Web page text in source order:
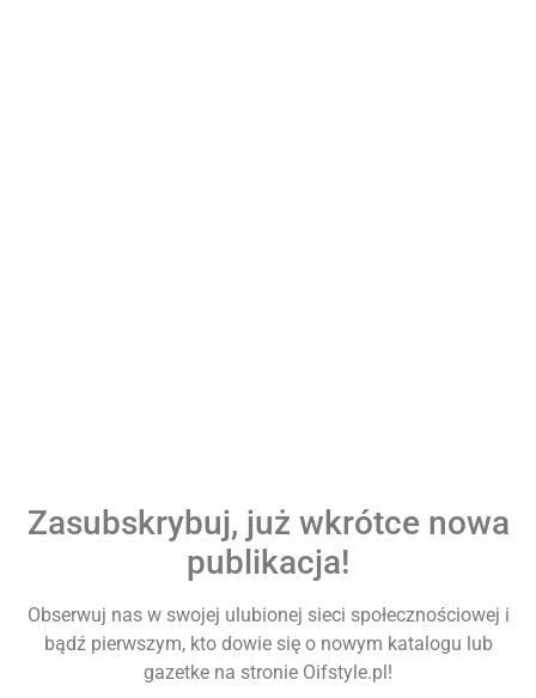
Zasubskrybuj, już wkrótce nowa
publikacja!
Obserwuj nas w swojej ulubionej sieci społecznościowej i
bądź pierwszym, kto dowie się o nowym katalogu lub
gazetke na stronie Oifstyle.pl!